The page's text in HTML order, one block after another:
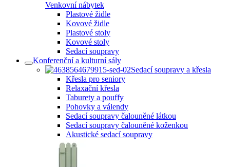
Venkovní nábytek
Plastové židle
Kovové židle
Plastové stoly
Kovové stoly
Sedací soupravy
Konferenční a kulturní sály
Sedací soupravy a křesla
Křesla pro seniory
Relaxační křesla
Taburety a pouffy
Pohovky a válendy
Sedací soupravy čalouněné látkou
Sedací soupravy čalouněné koženkou
Akustické sedací soupravy